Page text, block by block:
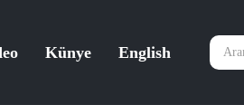
Künye English